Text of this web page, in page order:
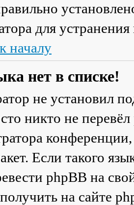
для
началу
нет в списке!
не установил
никто не
Если такого
phpBB на
на сайте